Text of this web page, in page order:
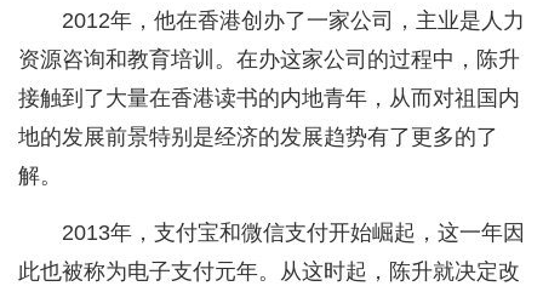
2012年，他在香港创办了一家公司，主业是人力
资源咨询和教育培训。在办这家公司的过程中，陈升
接触到了大量在香港读书的内地青年，从而对祖国内
地的发展前景特别是经济的发展趋势有了更多的了
解。
2013年，支付宝和微信支付开始崛起，这一年因
此也被称为电子支付元年。从这时起，陈升就决定改